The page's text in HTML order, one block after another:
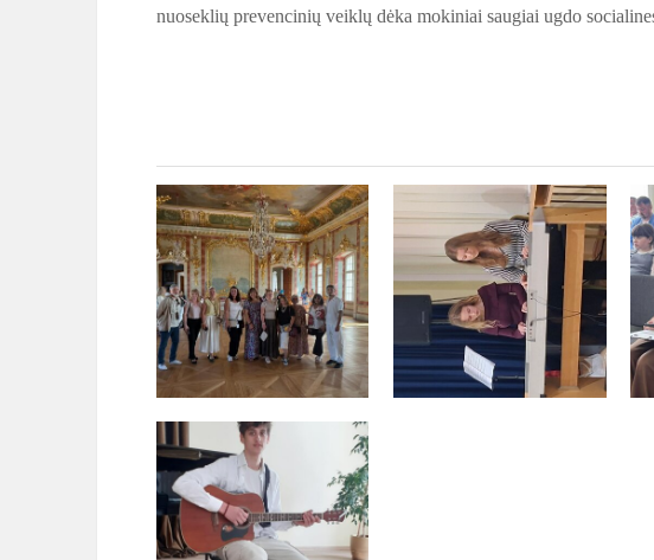
nuoseklių prevencinių veiklų dėka mokiniai saugiai ugdo